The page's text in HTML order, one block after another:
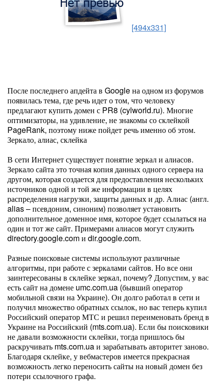
[494x331]
После последнего апдейта в Google на одном из форумов
появилась тема, где речь идет о том, что человеку
предлагают купить домен с PR8 (cylworld.ru). Многие
оптимизаторы, на удивление, не знакомы со склейкой
PageRank, поэтому ниже пойдет речь именно об этом.
Зеркало, алиас, склейка
В сети Интернет существует понятие зеркал и алиасов.
Зеркало сайта это точная копия данных одного сервера на
другом, которая создается для предоставления нескольких
источников одной и той же информации в целях
распределения нагрузки, защиты данных и др. Алиас (англ.
alias – псевдоним, синоним) позволяет установить
дополнительное доменное имя, которое будет ссылаться на
один и тот же сайт. Примерами алиасов могут служить
directory.google.com и dir.google.com.
Разные поисковые системы используют различные
алгоритмы, при работе с зеркалами сайтов. Но все они
заинтересованы в склейке зеркал, почему? Допустим, у вас
есть сайт на домене umc.com.ua (бывший оператор
мобильной связи на Украине). Он долго работал в сети и
получил множество обратных ссылок, но вас теперь купил
Российский оператор МТС и решил переименовать бренд в
Украине на Российский (mts.com.ua). Если бы поисковики
не давали возможности склейки, тогда пришлось бы
раскручивать mts.com.ua и зарабатывать авторитет заново.
Благодаря склейке, у вебмастеров имеется прекрасная
возможность легко переносить сайты на новый домен без
потери ссылочного графа.